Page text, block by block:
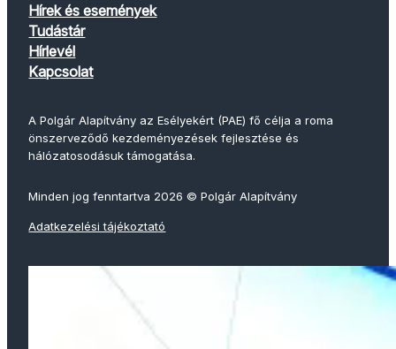
Hírek és események
Tudástár
Hírlevél
Kapcsolat
A Polgár Alapítvány az Esélyekért (PAE) fő célja a roma
önszerveződő kezdeményezések fejlesztése és
hálózatosodásuk támogatása.
Minden jog fenntartva 2026 © Polgár Alapítvány
Adatkezelési tájékoztató